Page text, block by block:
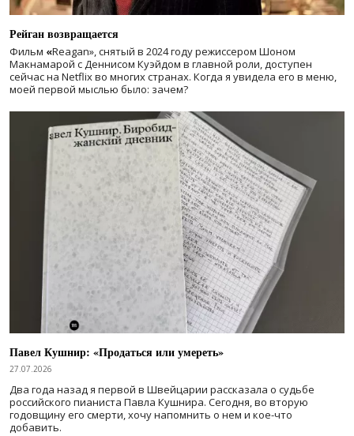
Рейган возвращается
Фильм «Reagan», снятый в 2024 годурежиссером Шоном
Макнамарой с Деннисом Куэйдом в главной роли, доступен
сейчас на Netflix во многих странах. Когда я увидела его в меню,
моей первой мыслью было: зачем?
Павел Кушнир: «Продаться или умереть»
27.07.2026
Два года назад я первой в Швейцарии рассказала о судьбе
российского пианиста Павла Кушнира. Сегодня, во вторую
годовщину его смерти, хочу напомнить о нем и кое-что
добавить.